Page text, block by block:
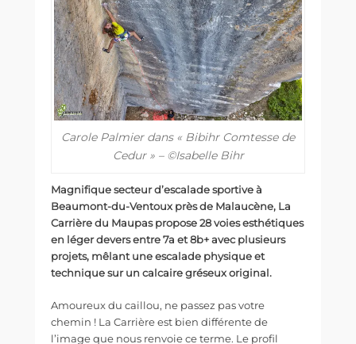
Carole Palmier dans « Bibihr Comtesse de
Cedur » – ©Isabelle Bihr
Magnifique secteur d’escalade sportive à
Beaumont-du-Ventoux près de Malaucène, La
Carrière du Maupas propose 28 voies esthétiques
en léger devers entre 7a et 8b+ avec plusieurs
projets, mêlant une escalade physique et
technique sur un calcaire gréseux original.
Amoureux du caillou, ne passez pas votre
chemin ! La Carrière est bien différente de
l’image que nous renvoie ce terme. Le profil